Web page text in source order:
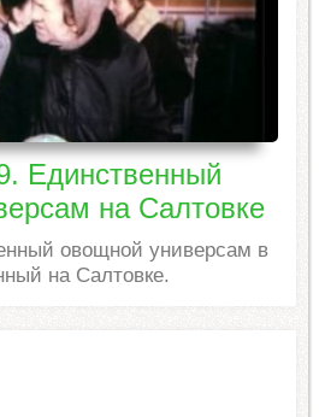
Единственный
на Салтовке
овощной универсам в
на Салтовке.